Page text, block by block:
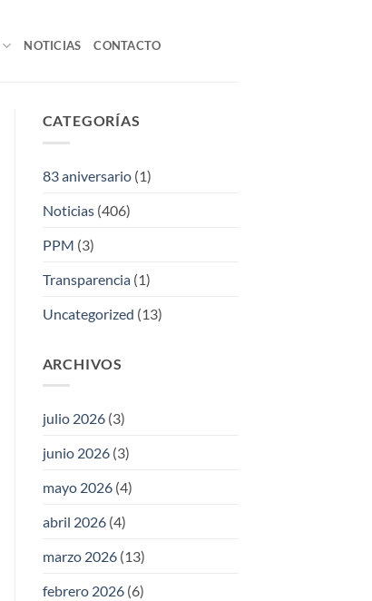
NOTICIAS CONTACTO
CATEGORÍAS
83 aniversario(1)
Noticias(406)
PPM (3)
Transparencia(1)
Uncategorized (13)
ARCHIVOS
julio 2026(3)
junio 2026(3)
mayo 2026(4)
abril 2026(4)
marzo 2026(13)
febrero 2026(6)